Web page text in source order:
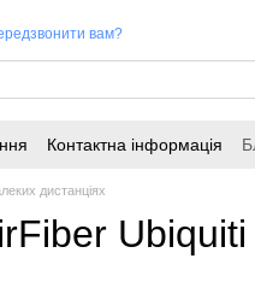
вам?
Контактна інформація
дистанціях
Ubiquiti